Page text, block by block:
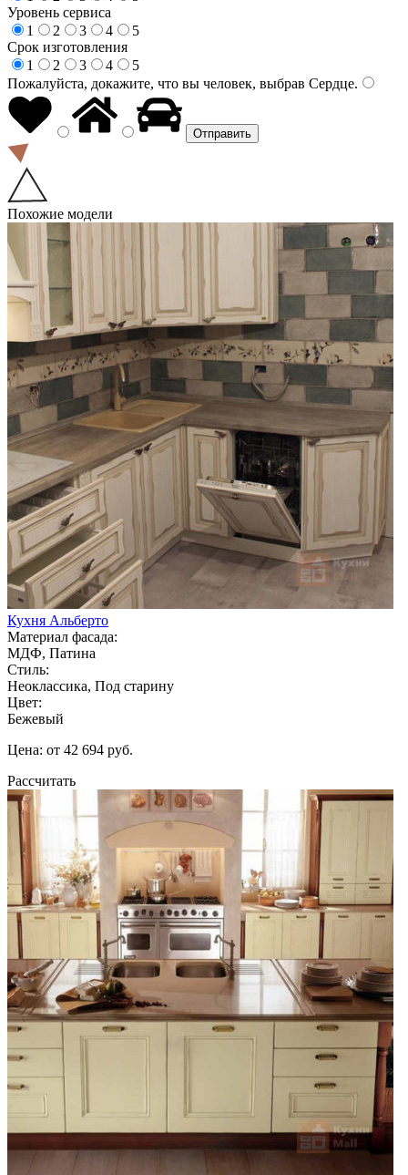
Уровень сервиса
1
2 3 4
5
Срок изготовления
1
2 3 4
5
Пожалуйста, докажите, что вы человек, выбрав Сердце.
Похожие модели
Кухня Альберто
Материал фасада:
МДФ, Патина
Стиль:
Неоклассика, Под старину
Цвет:
Бежевый
Цена: от 42 694 руб.
Рассчитать